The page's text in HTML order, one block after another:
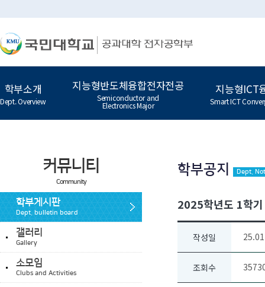
학부소개
Dept. Overview
지능형반도체융합전자전공
Semiconductor and
Electronics Major
지능형ICT
Smart ICT
커뮤니티
Community
학부게시판
Dept. bulletin board
갤러리
Gallery
소모임
Clubs and Activities
학부공지 Dept.
2025학년도 1학
작성일
조회수